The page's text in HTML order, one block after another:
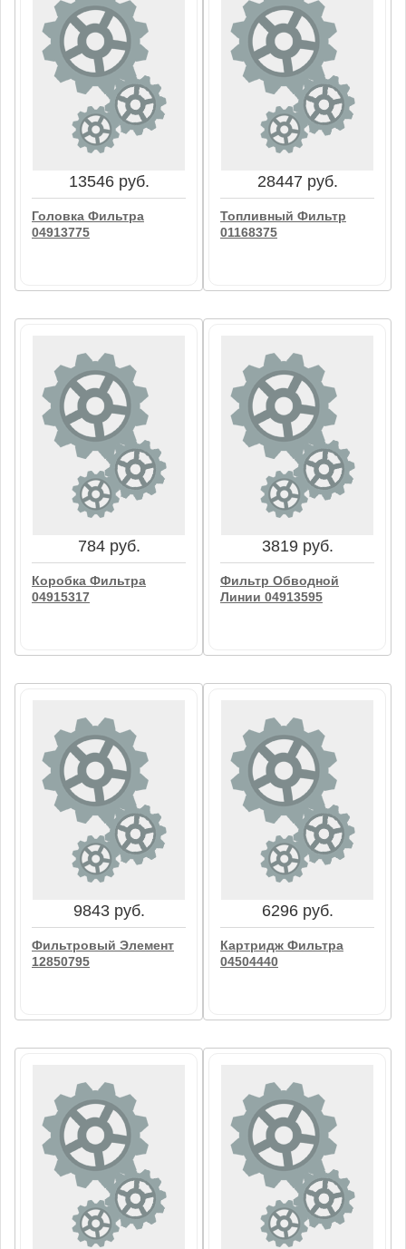
17519 руб.
Влажн.Воздушный
Фильтр 12153311
48947 руб.
Топливный Фильтр
03272423
13546 руб.
Головка Фильтра
04913775
13546 руб.
Головка Фильтра
04913775
28447 руб.
Топливный Фильтр
01168375
28447 руб.
Топливный Фильтр
01168375
784 руб.
Коробка Фильтра
04915317
784 руб.
Коробка Фильтра
04915317
3819 руб.
Фильтр Обводной
Линии 04913595
3819 руб.
Фильтр Обводной
Линии 04913595
9843 руб.
Фильтровый Элемент
12850795
9843 руб.
Фильтровый Элемент
12850795
6296 руб.
Картридж Фильтра
04504440
6296 руб.
Картридж Фильтра
04504440